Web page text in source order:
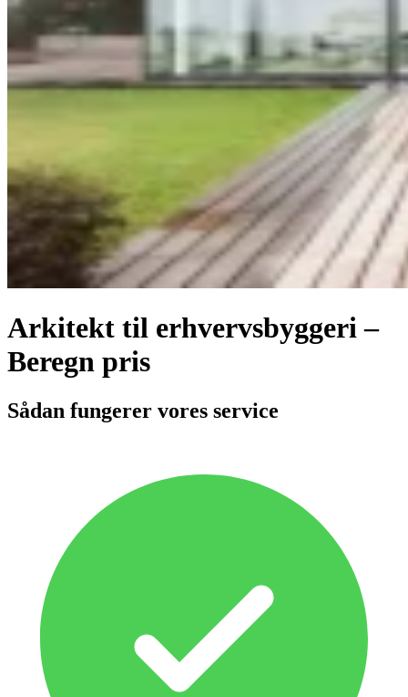
Arkitekt til erhvervsbyggeri –
Beregn pris
Sådan fungerer vores service